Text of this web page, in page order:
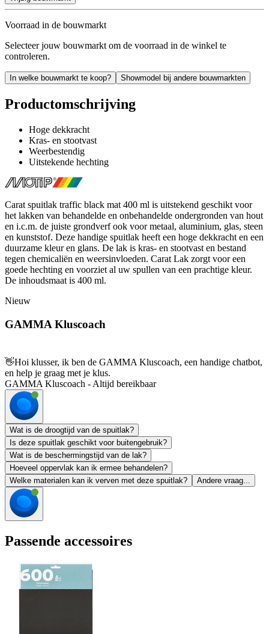
Voorraad in de bouwmarkt
Selecteer jouw bouwmarkt om de voorraad in de winkel te
controleren.
In welke bouwmarkt te koop? Showmodel bij andere bouwmarkten
Productomschrijving
Hoge dekkracht
Kras- en stootvast
Weerbestendig
Uitstekende hechting
Carat spuitlak traffic black mat 400 ml is uitstekend geschikt voor
het lakken van behandelde en onbehandelde ondergronden van hout
en i.c.m. de juiste grondverf ook voor metaal, aluminium, glas, steen
en kunststof. Deze handige spuitlak heeft een hoge dekkracht en een
duurzame kleur en glans. De lak is kras- en stootvast en bestand
tegen chemicaliën en weersinvloeden. Carat Lak zorgt voor een
goede hechting en voorziet al uw spullen van een prachtige kleur.
De inhoudsmaat is 400 ml.
Nieuw
GAMMA Kluscoach
👋Hoi klusser, ik ben de GAMMA Kluscoach, een handige chatbot,
en help je graag met je klus.
GAMMA Kluscoach - Altijd bereikbaar
Wat is de droogtijd van de spuitlak?
Is deze spuitlak geschikt voor buitengebruik?
Wat is de beschermingstijd van de lak?
Hoeveel oppervlak kan ik ermee behandelen?
Welke materialen kan ik verven met deze spuitlak?
Andere vraag...
Passende accessoires